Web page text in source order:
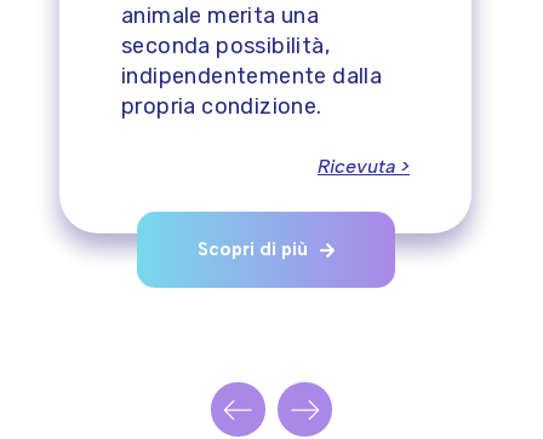
animale merita una
seconda possibilità,
indipendentemente dalla
propria condizione.
Ricevuta >
Scopri di più